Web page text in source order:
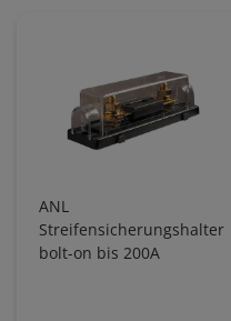
ANL
Streifensicherungshalter
bolt-on bis 200A